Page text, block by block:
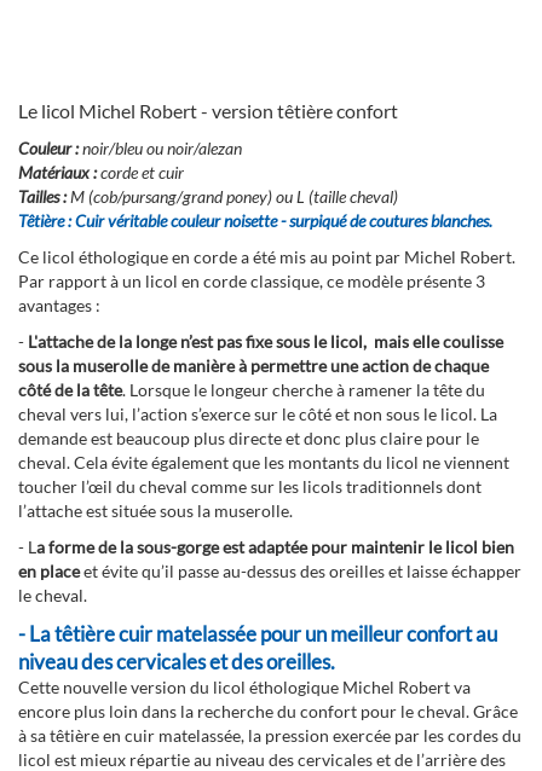
Le licol Michel Robert - version têtière confort
Couleur :noir/bleu ou noir/alezan
Matériaux :corde et cuir
Tailles :M (cob/pursang/grand poney) ou L (taille cheval)
Têtière :Cuir véritable couleur noisette - surpiqué de coutures blanches.
Ce licol éthologique en corde a été mis au point par Michel Robert.
Par rapport à un licol en corde classique, ce modèle présente 3
avantages :
- L'attache de la longe n’est pas fixe sous le licol, mais elle coulisse
sous la muserolle de manière à permettre une action de chaque
côté de la tête. Lorsque le longeur cherche à ramener la tête du
cheval vers lui, l’action s’exerce sur le côté et non sous le licol. La
demande est beaucoup plus directe et donc plus claire pour le
cheval. Cela évite également que les montants du licol ne viennent
toucher l’œil du cheval comme sur les licols traditionnels dont
l’attache est située sous la muserolle.
- La forme de la sous-gorge est adaptée pour maintenir le licol bien
en placeet évite qu’il passe au-dessus des oreilles et laisse échapper
le cheval.
- La têtière cuir matelassée pour un meilleur confort au
niveau des cervicales et des oreilles.
Cette nouvelle version du licol éthologique Michel Robert va
encore plus loin dans la recherche du confort pour le cheval. Grâce
à sa têtière en cuir matelassée, la pression exercée par les cordes du
licol est mieux répartie au niveau des cervicales et de l’arrière des